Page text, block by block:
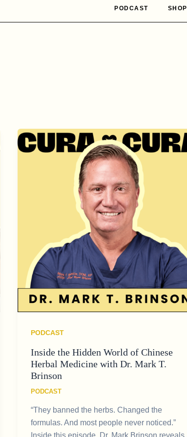
PODCAST SHOP
PODCAST
Inside the Hidden World of Chinese
Herbal Medicine with Dr. Mark T.
Brinson
PODCAST
“They banned the herbs. Changed the
formulas. And most people never noticed.”
Inside this episode, Dr. Mark Brinson reveals